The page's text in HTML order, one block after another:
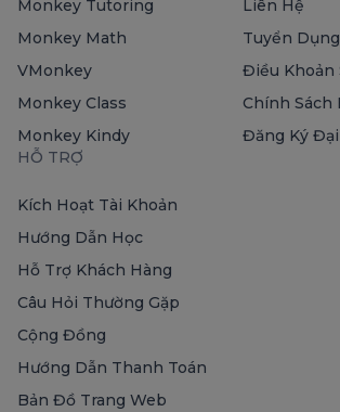
Monkey Tutoring
Monkey Math
VMonkey
Monkey Class
Monkey Kindy
Liên Hệ
Tuyển Dụng
Điều Khoản
Chính Sách
Đăng Ký
HỖ TRỢ
Kích Hoạt Tài Khoản
Hướng Dẫn Học
Hỗ Trợ Khách Hàng
Câu Hỏi Thường Gặp
Cộng Đồng
Hướng Dẫn Thanh Toán
Bản Đồ Trang Web